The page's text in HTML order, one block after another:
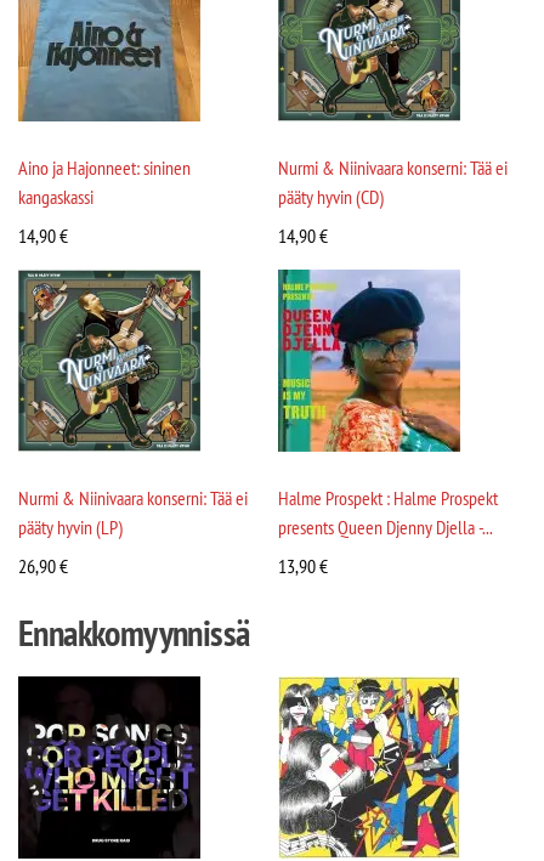
Aino ja Hajonneet: sininen
kangaskassi
14,90€
Nurmi & Niinivaara konserni: Tää ei
pääty hyvin (CD)
14,90€
Nurmi & Niinivaara konserni: Tää ei
pääty hyvin (LP)
26,90€
Halme Prospekt : Halme Prospekt
presents Queen Djenny Djella -...
13,90€
Ennakkomyynnissä